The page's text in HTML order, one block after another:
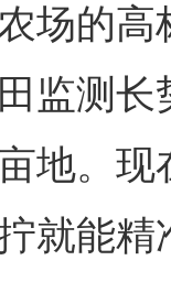
场的
监测
地。
就能精